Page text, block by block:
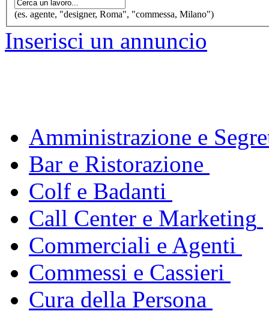
(es. agente, "designer, Roma", "commessa, Milano")
Inserisci un annuncio
Amministrazione e
Bar e Ristorazione
Colf e Badanti
Call Center e Marketing
Commerciali e Agenti
Commessi e Cassieri
Cura della Persona